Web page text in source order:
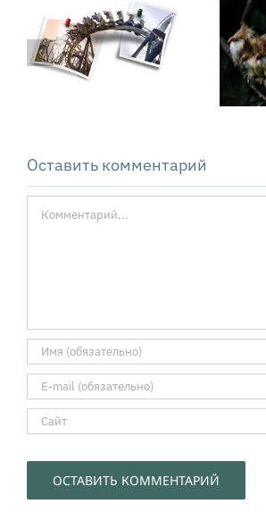
Как превратить
«драмы»
коммуникации
Оставить комментарий
Комментарий